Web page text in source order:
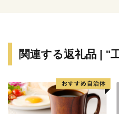
関連する返礼品 | "